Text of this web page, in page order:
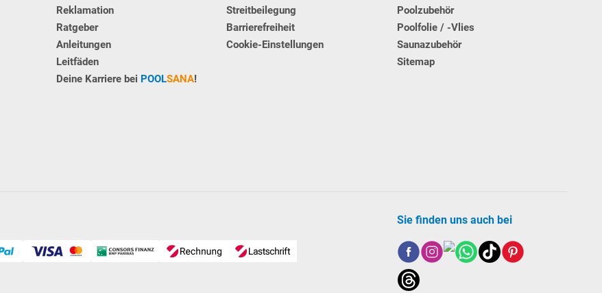
Reklamation
Ratgeber
Anleitungen
Leitfäden
Deine Karriere bei POOLSANA!
Streitbeilegung
Barrierefreiheit
Cookie-Einstellungen
Poolzubehör
Poolfolie / -Vlies
Saunazubehör
Sitemap
Sie finden uns auch bei